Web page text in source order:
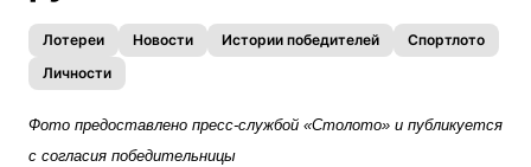
Лотереи Новости Истории победителей
Спортлото
Личности
Фото предоставлено пресс-службой «Столото» и публикуется
с согласия победительницы